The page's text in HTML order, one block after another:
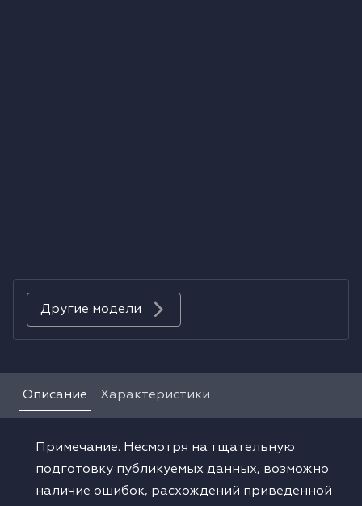
Аксессуары к крупной бытовой технике
Водонагреватели
Другие модели
Описание Характеристики
Примечание. Несмотря на тщательную
подготовку публикуемых данных, возможно
наличие ошибок, расхождений приведенной